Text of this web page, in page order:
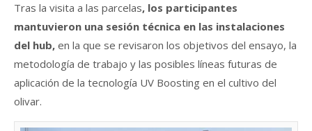
Tras la visita a las parcelas, los participantes
mantuvieron una sesión técnica en las instalaciones
del hub, en la que se revisaron los objetivos del ensayo, la
metodología de trabajo y las posibles líneas futuras de
aplicación de la tecnología UV Boosting en el cultivo del
olivar.